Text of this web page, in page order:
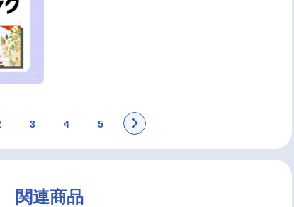
3 4 5
関連商品